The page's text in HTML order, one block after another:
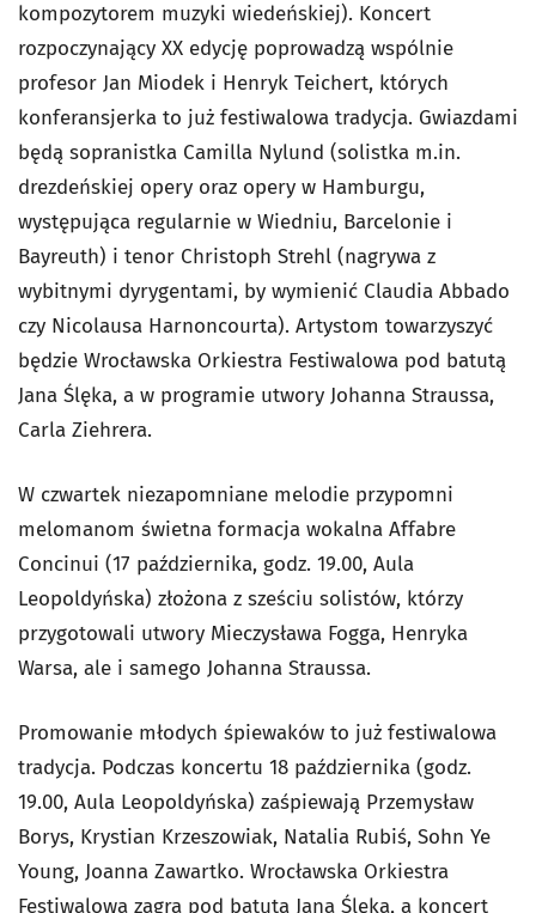
kompozytorem muzyki wiedeńskiej). Koncert
rozpoczynający XX edycję poprowadzą wspólnie
profesor Jan Miodek i Henryk Teichert, których
konferansjerka to już festiwalowa tradycja. Gwiazdami
będą sopranistka Camilla Nylund (solistka m.in.
drezdeńskiej opery oraz opery w Hamburgu,
występująca regularnie w Wiedniu, Barcelonie i
Bayreuth) i tenor Christoph Strehl (nagrywa z
wybitnymi dyrygentami, by wymienić Claudia Abbado
czy Nicolausa Harnoncourta). Artystom towarzyszyć
będzie Wrocławska Orkiestra Festiwalowa pod batutą
Jana Ślęka, a w programie utwory Johanna Straussa,
Carla Ziehrera.
W czwartek niezapomniane melodie przypomni
melomanom świetna formacja wokalna Affabre
Concinui (17 października, godz. 19.00, Aula
Leopoldyńska) złożona z sześciu solistów, którzy
przygotowali utwory Mieczysława Fogga, Henryka
Warsa, ale i samego Johanna Straussa.
Promowanie młodych śpiewaków to już festiwalowa
tradycja. Podczas koncertu 18 października (godz.
19.00, Aula Leopoldyńska) zaśpiewają Przemysław
Borys, Krystian Krzeszowiak, Natalia Rubiś, Sohn Ye
Young, Joanna Zawartko. Wrocławska Orkiestra
Festiwalowa zagra pod batutą Jana Ślęka, a koncert